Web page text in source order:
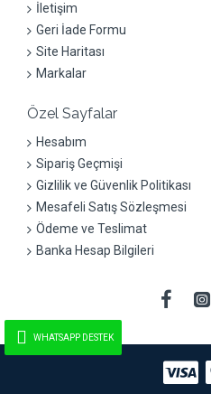
WHATSAPP DESTEK
İletişim
Geri İade Formu
Site Haritası
Markalar
Özel Sayfalar
Hesabım
Sipariş Geçmişi
Gizlilik ve Güvenlik Politikası
Mesafeli Satış Sözleşmesi
Ödeme ve Teslimat
Banka Hesap Bilgileri